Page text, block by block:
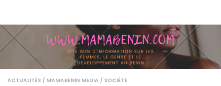
ACTUALITÉS / MAMABENIN MEDIA / SOCIÉTÉ